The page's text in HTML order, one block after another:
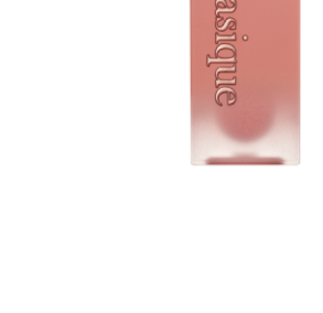
Палетки для бровей
Карандаши для бровей